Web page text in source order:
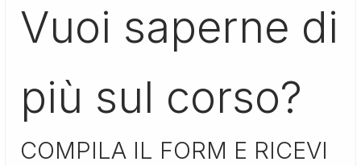
Vuoi saperne di
più sul corso?
COMPILA IL FORM E RICEVI